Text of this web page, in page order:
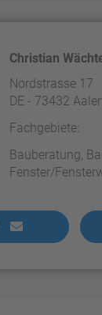
Christian
Nordstrasse 17
DE - 73432
Fachgebiete:
Bauberatung,
Fenster/